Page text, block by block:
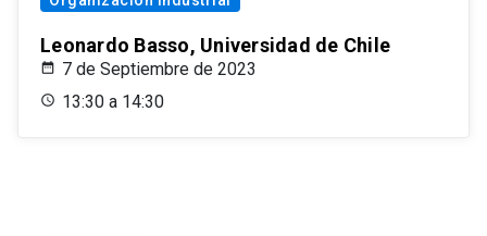
Leonardo Basso, Universidad de Chile
7 de Septiembre de 2023
13:30 a 14:30